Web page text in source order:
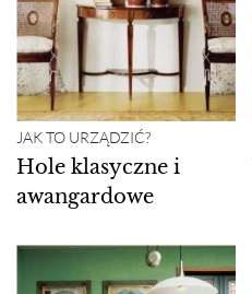
JAK TO URZĄDZIĆ?
Hole klasyczne i
awangardowe